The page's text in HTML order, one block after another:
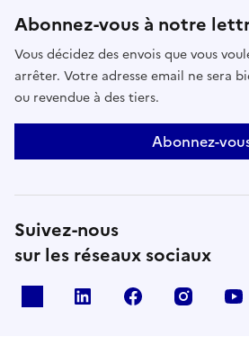
Abonnez-vous à notre
Vous décidez des envois que vous
arrêter. Votre adresse email ne sera
ou revendue à des tiers.
Abonnez-
Suivez-nous
sur les réseaux sociaux
Linkedin Facebook